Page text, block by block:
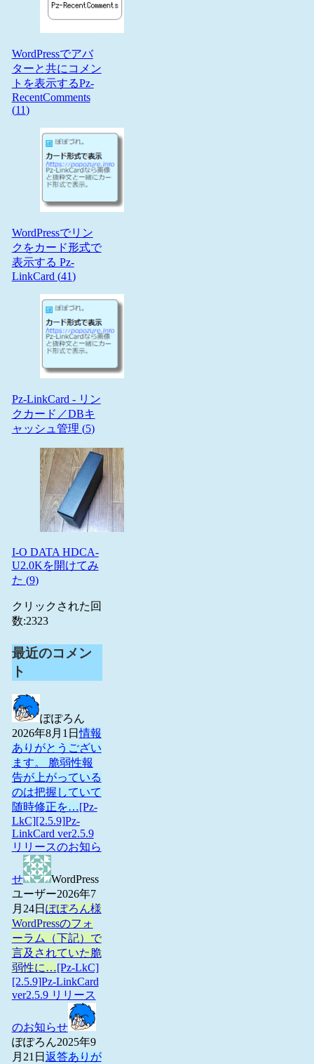
WordPressでアバ
ターと共にコメン
トを表示するPz-
RecentComments
(11)
WordPressでリン
クをカード形式で
表示する Pz-
LinkCard (41)
Pz-LinkCard - リン
クカード／DBキ
ャッシュ管理 (5)
I-O DATA HDCA-
U2.0Kを開けてみ
た (9)
クリックされた回
数:2323
最近のコメン
ト
ぽぽろん
2026年8月1日情報
ありがとうござい
ます。 脆弱性報
告が上がっている
のは把握していて
随時修正を…[Pz-
LkC][2.5.9]Pz-
LinkCard ver2.5.9
リリースのお知ら
せ
WordPress
ユーザー2026年7
月24日 ぽぽろん様
WordPressのフォ
ーラム（下記）で
言及されていた脆
弱性に…[Pz-LkC]
[2.5.9]Pz-LinkCard
ver2.5.9 リリース
のお知らせ
ぽぽろん2025年9
月21日 返答ありが